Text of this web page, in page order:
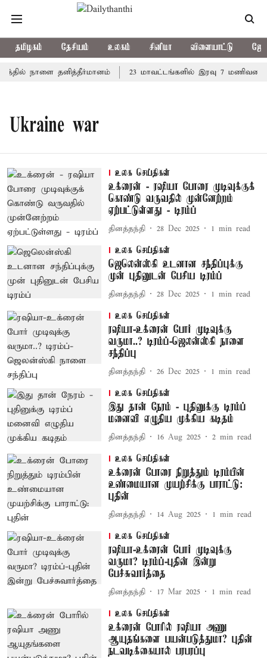
தமிழகம் தேசியம் உலகம் சினிமா விளையாட்டு
நாளை தனித்தீர்மானம் 23 மாவட்டங்களில் இரவு 7 மணிவரை
Ukraine war
உலக செய்திகள்
உக்ரைன் - ரஷியா போரை முடிவுக்குக்
கொண்டு வருவதில் முன்னேற்றம்
ஏற்பட்டுள்ளது - டிரம்ப்
தினத்தந்தி 28 Dec 2025 1 min read
உலக செய்திகள்
ஜெலென்ஸ்கி உடனான சந்திப்புக்கு
முன் புதினுடன் பேசிய டிரம்ப்
தினத்தந்தி 28 Dec 2025 1 min read
உலக செய்திகள்
ரஷியா-உக்ரைன் போர் முடிவுக்கு
வருமா..? டிரம்ப்-ஜெலன்ஸ்கி நாளை
சந்திப்பு
தினத்தந்தி 26 Dec 2025 1 min read
உலக செய்திகள்
இது தான் நேரம் - புதினுக்கு டிரம்ப்
மனைவி எழுதிய முக்கிய கடிதம்
தினத்தந்தி 16 Aug 2025 2 min read
உலக செய்திகள்
உக்ரைன் போரை நிறுத்தும் டிரம்பின்
உண்மையான முயற்சிக்கு பாராட்டு:
புதின்
தினத்தந்தி 14 Aug 2025 1 min read
உலக செய்திகள்
ரஷியா-உக்ரைன் போர் முடிவுக்கு
வருமா? டிரம்ப்-புதின் இன்று
பேச்சுவார்த்தை
தினத்தந்தி 17 Mar 2025 1 min read
உலக செய்திகள்
உக்ரைன் போரில் ரஷியா அணு
ஆயுதங்களை பயன்படுத்துமா? புதின்
நடவடிக்கையால் பரபரப்பு